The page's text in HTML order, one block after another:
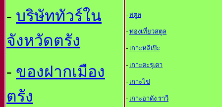
- บริษัททัวร์ใน
จังหวัดตรัง
- ของฝากเมือง
ตรัง
- สตูล
- ท่องเที่ยวสตูล
- เกาะหลีเป๊ะ
- เกาะตะรุเตา
- เกาะไข่
- เกาะอาดัง ราวี